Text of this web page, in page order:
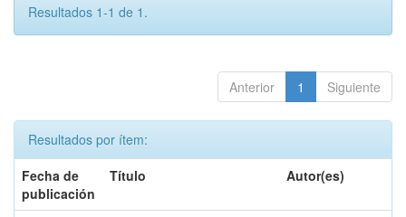
Resultados 1-1 de 1.
Anterior 1 Siguiente
Resultados por ítem:
Fecha de
publicación
Título Autor(es)